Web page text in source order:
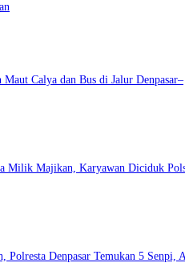
Calya dan Bus di Jalur Denpasar–
Milik Majikan, Karyawan Diciduk
Polresta Denpasar Temukan 5 Senpi,